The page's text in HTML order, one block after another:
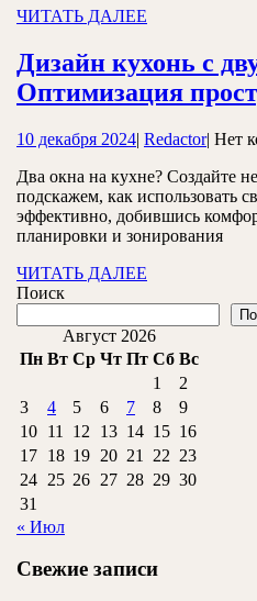
ЧИТАТЬ ДАЛЕЕ
Дизайн кухонь с
Оптимизация
10 декабря 202410
2024
| Redactor| Нет
Два окна на кухне? Создайте
подскажем, как использовать
эффективно, добившись
планировки и зонирования
ЧИТАТЬ ДАЛЕЕ
Поиск
Август 2026
Пн Вт Ср Чт Пт Сб Вс
1
2
3
4 5 6 7 8
9
10 11 12 13 14 15 16
17 18 19 20 21 22 23
24 25 26 27 28 29 30
31
« Июл
Свежие записи